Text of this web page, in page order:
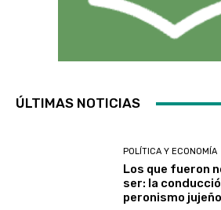
ÚLTIMAS NOTICIAS
POLÍTICA Y ECONOMÍA
Los que fueron
ser: la
peronismo